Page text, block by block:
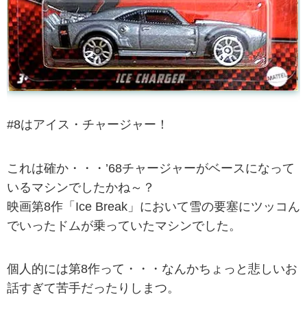
#8はアイス・チャージャー！
これは確か・・・’68チャージャーがベースになって
いるマシンでしたかね～？
映画第8作「Ice Break」において雪の要塞にツッコん
でいったドムが乗っていたマシンでした。
個人的には第8作って・・・なんかちょっと悲しいお
話すぎて苦手だったりしまつ。